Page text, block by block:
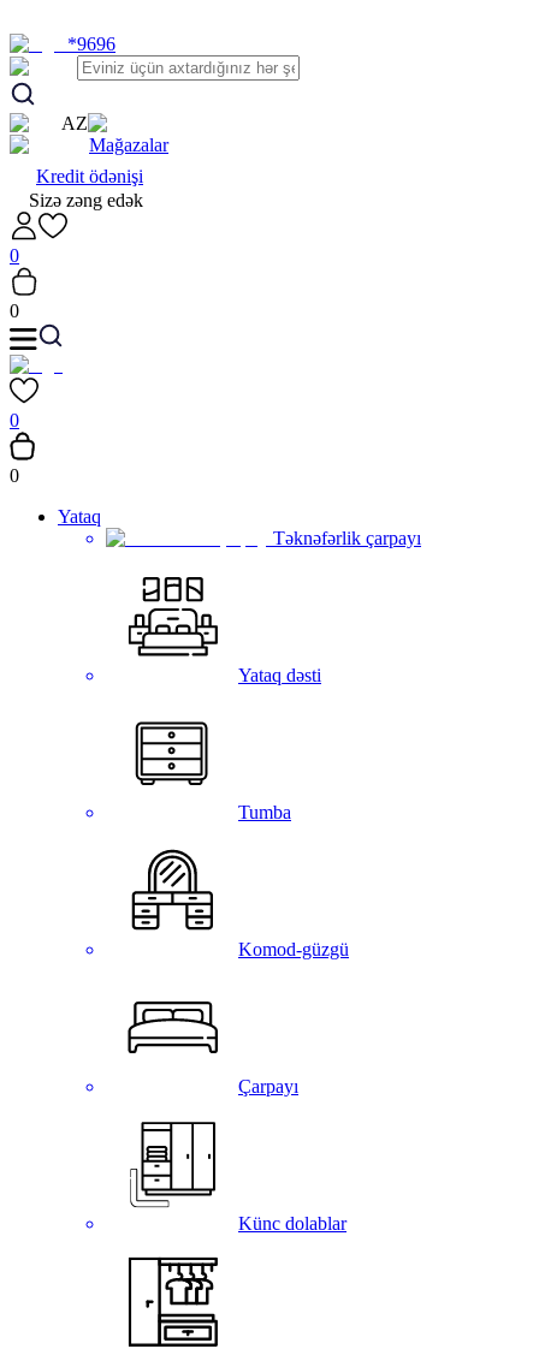
*9696
AZ
Mağazalar
Kredit ödənişi
Sizə zəng edək
0
0
0
0
Yataq
Təknəfərlik çarpayı
Yataq dəsti
Tumba
Komod-güzgü
Çarpayı
Künc dolablar